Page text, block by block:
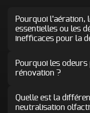
Pourquoi l’aération,
essentielles ou les
inefficaces pour la
Pourquoi les
rénovation ?
Quelle est la
neutralisation